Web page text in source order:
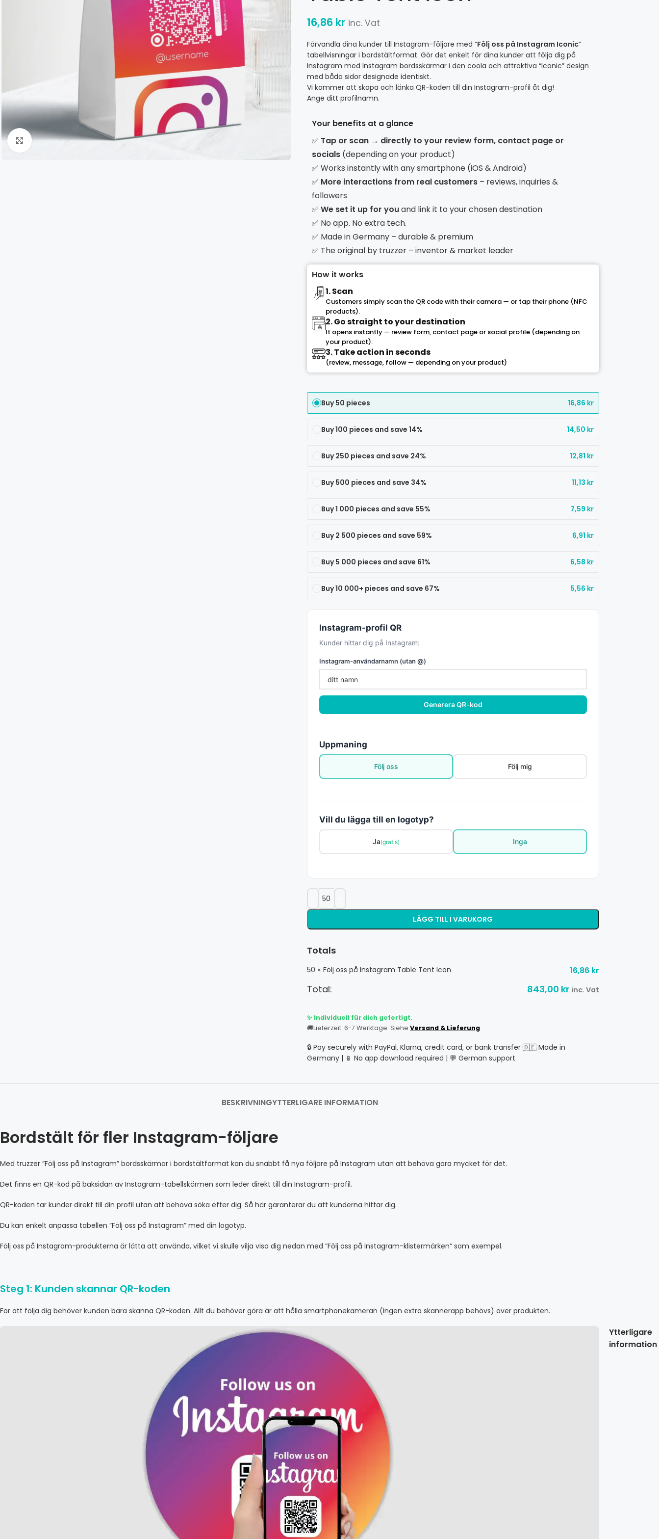
Click to enlarge
16,86 kr inc. Vat
Förvandla dina kunder till Instagram-följare med “Följ oss på Instagram Iconic”
tabellvisningar i bordstältformat. Gör det enkelt för dina kunder att följa dig på
Instagram med Instagram bordsskärmar i den coola och attraktiva “Iconic” design
med båda sidor designade identiskt.
Vi kommer att skapa och länka QR-koden till din Instagram-profil åt dig!
Ange ditt profilnamn.
Your benefits at a glance
✅ Tap or scan → directly to your review form, contact page or
socials(depending on your product)
✅ Works instantly with any smartphone (iOS & Android)
✅ More interactions from real customers– reviews, inquiries &
followers
✅ We set it up for youand link it to your chosen destination
✅ No app. No extra tech.
✅ Made in Germany – durable & premium
✅ The original by truzzer – inventor & market leader
How it works
1. Scan
Customers simply scan the QR code with their camera — or tap their phone (NFC
products).
2. Go straight to your destination
It opens instantly — review form, contact page or social profile (depending on
your product).
3. Take action in seconds
(review, message, follow — depending on your product)
Buy 50 pieces 16,86 kr
Buy 100 pieces and save 14% 14,50 kr
Buy 250 pieces and save 24% 12,81 kr
Buy 500 pieces and save 34% 11,13 kr
Buy 1 000 pieces and save 55% 7,59 kr
Buy 2 500 pieces and save 59% 6,91 kr
Buy 5 000 pieces and save 61% 6,58 kr
Buy 10 000+ pieces and save 67% 5,56 kr
Instagram-profil QR
Kunder hittar dig på Instagram:
Instagram-användarnamn (utan @)
Generera QR-kod
Uppmaning
Följ oss Följ mig
Vill du lägga till en logotyp?
Ja(gratis) Inga
LÄGG TILL I VARUKORG
Totals
50 × Följ oss på Instagram Table Tent Icon 16,86 kr
Total: 843,00 kr inc. Vat
✨ Individuell für dich gefertigt.
🚚Lieferzeit: 6-7 Werktage. Siehe Versand & Lieferung
🔒 Pay securely with PayPal, Klarna, credit card, or bank transfer 🇩🇪 Made in
Germany | 📱 No app download required | 💬 German support
BESKRIVNINGYTTERLIGARE INFORMATION
Bordstält för fler Instagram-följare
Med truzzer ”Följ oss på Instagram” bordsskärmar i bordstältformat kan du snabbt få nya följare på Instagram utan att behöva göra mycket för det.
Det finns en QR-kod på baksidan av Instagram-tabellskärmen som leder direkt till din Instagram-profil.
QR-koden tar kunder direkt till din profil utan att behöva söka efter dig. Så här garanterar du att kunderna hittar dig.
Du kan enkelt anpassa tabellen ”Följ oss på Instagram” med din logotyp.
Följ oss på Instagram-produkterna är lätta att använda, vilket vi skulle vilja visa dig nedan med ”Följ oss på Instagram-klistermärken” som exempel.
Steg 1: Kunden skannar QR-koden
För att följa dig behöver kunden bara skanna QR-koden. Allt du behöver göra är att hålla smartphonekameran (ingen extra skannerapp behövs) över produkten.
Ytterligare
information